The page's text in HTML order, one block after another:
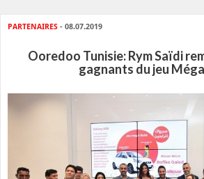
PARTENAIRES - 08.07.2019
Ooredoo Tunisie: Rym Saïdi
gagnants du jeu